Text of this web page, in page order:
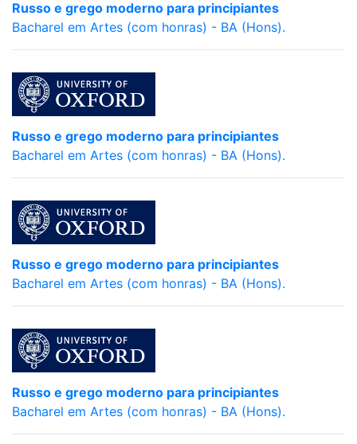
Russo e grego moderno para principiantes
Bacharel em Artes (com honras) - BA (Hons).
Russo e grego moderno para principiantes
Bacharel em Artes (com honras) - BA (Hons).
Russo e grego moderno para principiantes
Bacharel em Artes (com honras) - BA (Hons).
Russo e grego moderno para principiantes
Bacharel em Artes (com honras) - BA (Hons).